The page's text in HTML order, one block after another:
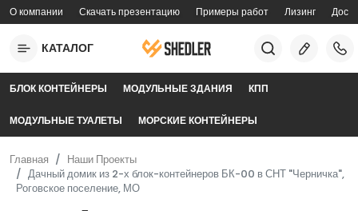
Перейти к основному содержанию
topmenu
О компании Скачать презентацию Примеры работ Лизинг
КАТАЛОГ
mobilemenu
БЛОК КОНТЕЙНЕРЫ МОДУЛЬНЫЕ ЗДАНИЯ КПП
МОДУЛЬНЫЕ ТУАЛЕТЫ МОРСКИЕ КОНТЕЙНЕРЫ
Главная
Наши Проекты
Дачный домик из 2-х блок-контейнеров БК-00 в СНТ "Черничка",
Роговское поселение, МО